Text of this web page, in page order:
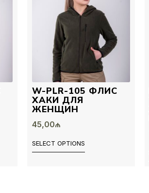
W-PLR-105 ФЛИС
ХАКИ ДЛЯ
ЖЕНЩИН
45,00₼
SELECT OPTIONS